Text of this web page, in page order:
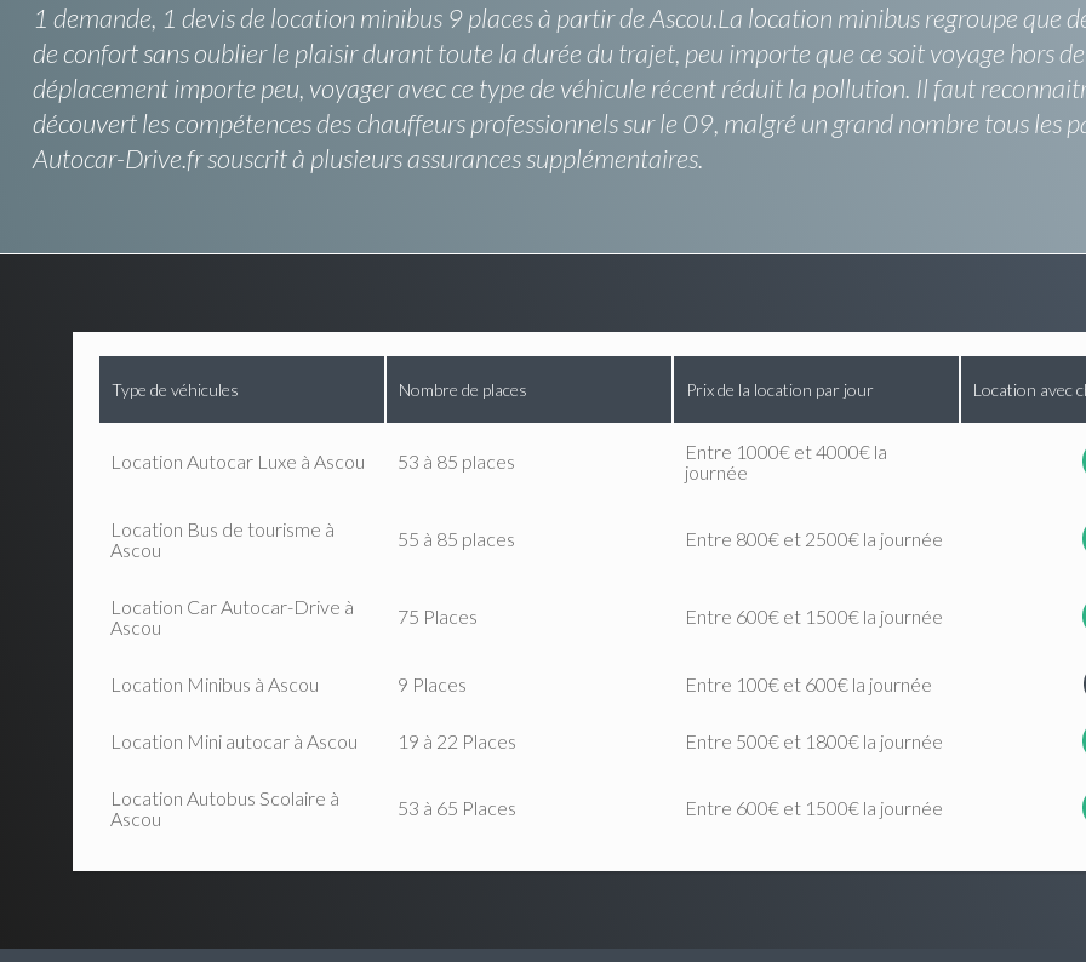
1 demande, 1 devis de location minibus 9 places à partir de Ascou.La location minibus regroupe que
de confort sans oublier le plaisir durant toute la durée du trajet, peu importe que ce soit voyage hors
déplacement importe peu, voyager avec ce type de véhicule récent réduit la pollution. Il faut
découvert les compétences des chauffeurs professionnels sur le 09, malgré un grand nombre tous les
Autocar-Drive.fr souscrit à plusieurs assurances supplémentaires.
Type de véhicules Nombre de places Prix de la location par jour Location avec
Location Autocar Luxe à Ascou 53 à 85 places
Entre 1000€ et 4000€ la
journée
Location Bus de tourisme à
Ascou
55 à 85 places Entre 800€ et 2500€ la journée
Location Car Autocar-Drive à
Ascou
75 Places Entre 600€ et 1500€ la journée
Location Minibus à Ascou 9 Places Entre 100€ et 600€ la journée
Location Mini autocar à Ascou 19 à 22 Places Entre 500€ et 1800€ la journée
Location Autobus Scolaire à
Ascou
53 à 65 Places Entre 600€ et 1500€ la journée